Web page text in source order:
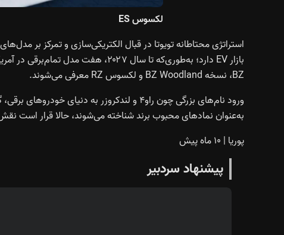
لکسوس ES
استراتژی محتاطانه تویوتا در قبال الکتریکی‌سازی و تمرکز بر
BZ، نسخه BZ Woodland و لکسوس RZ معرفی می‌شوند.
ورود نام‌های بزرگی چون راو۴ و لندکروزر به
به‌عنوان نمادهای محبوب برند شناخته می‌شوند، حالا قرار است نقش
پوریا | ۱۰ ماه پیش
پیشنهاد سردبیر